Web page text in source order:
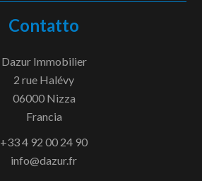
Contatto
Dazur Immobilier
2 rue Halévy
06000Nizza
Francia
+33 4 92 00 24 90
info@dazur.fr